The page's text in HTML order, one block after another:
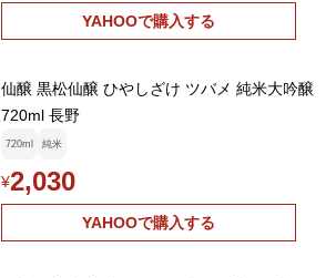
YAHOOで購入する
仙醸 黒松仙醸 ひやしざけ ツバメ 純米大吟醸
720ml 長野
720ml 純米
¥2,030
YAHOOで購入する